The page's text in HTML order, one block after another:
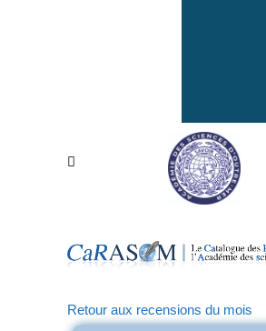
Retour aux recensions du mois